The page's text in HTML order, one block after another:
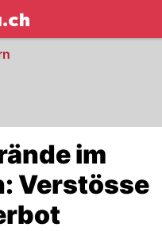
NAU.ch
im
Verstösse